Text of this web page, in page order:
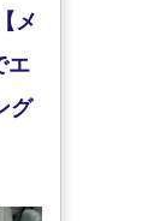
メ
エ
グ